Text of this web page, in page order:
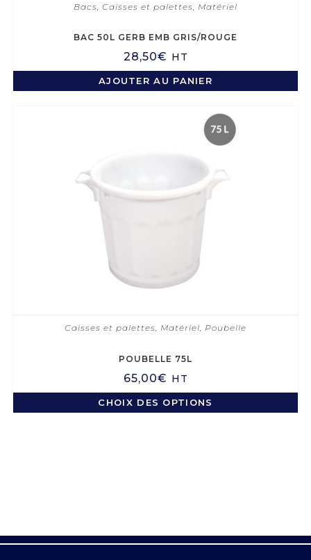
Bacs Caisses et palettes Matériel
BAC 50L GERB EMB GRIS/ROUGE
28,50€ HT
AJOUTER AU PANIER
Caisses et palettes, Matériel, Poubelle
POUBELLE 75L
65,00€ HT
CHOIX DES OPTIONS